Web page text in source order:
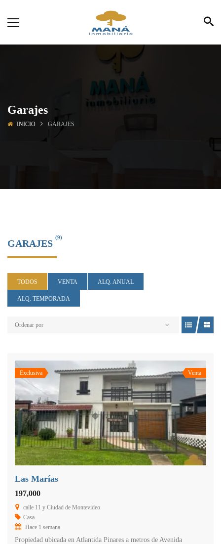
Garajes
INICIO GARAJES
GARAJES
(9)
TODOS VENTA ALQ. ANUAL
ALQ. TEMPORADA
Ordenar por
Exclusiva Venta
Las Marías
197,000
calle 11 y Ciudad de Montevideo
Casa
Hace 1 semana
Propiedad ubicada en Atlantida Pinares a metros de Avenida